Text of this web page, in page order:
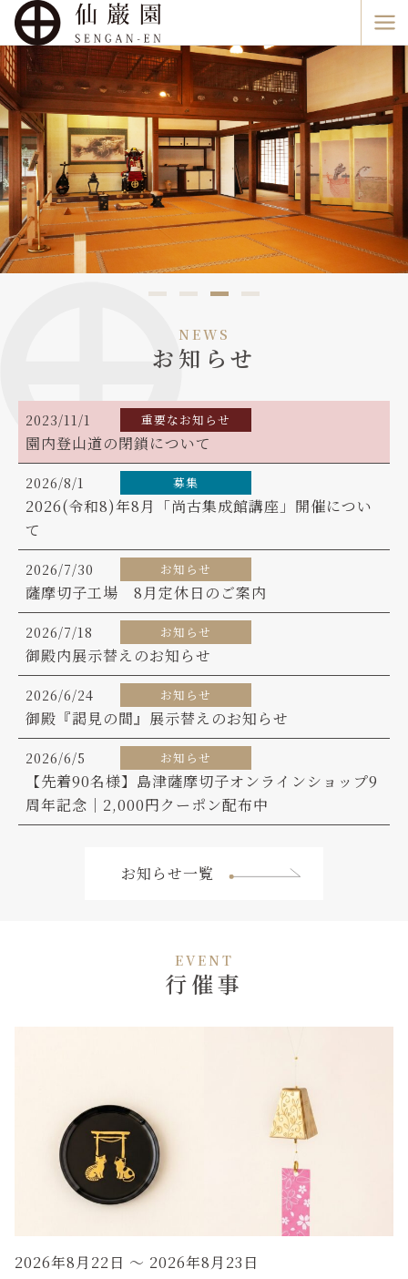
を
ス
キ
ッ
プ
NEWS
お知らせ
2023/11/1 重要なお知らせ
園内登山道の閉鎖について
2026/8/1 募集
2026(令和8)年8月「尚古集成館講座」開催につい
て
2026/7/30 お知らせ
薩摩切子工場 8月定休日のご案内
2026/7/18 お知らせ
御殿内展示替えのお知らせ
2026/6/24 お知らせ
御殿『謁見の間』展示替えのお知らせ
2026/6/5 お知らせ
【先着90名様】島津薩摩切子オンラインショップ9
周年記念｜2,000円クーポン配布中
お知らせ一覧
EVENT
行催事
2026年8月22日 ～ 2026年8月23日